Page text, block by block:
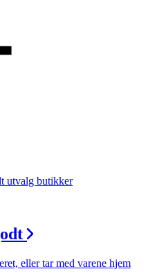
utvalg butikker
eller tar med varene hjem